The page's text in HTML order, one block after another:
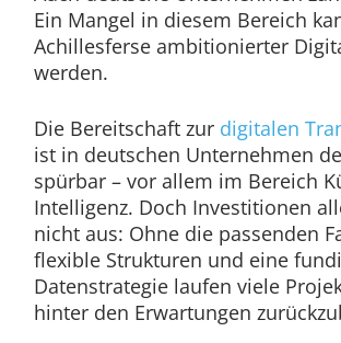
Ein Mangel in diesem Bereich
Achillesferse ambitionierter
werden.
Die Bereitschaft zur digitalen
ist in deutschen Unternehmen
spürbar – vor allem im Bereich
Intelligenz. Doch Investitionen
nicht aus: Ohne die passenden
flexible Strukturen und eine
Datenstrategie laufen viele
hinter den Erwartungen